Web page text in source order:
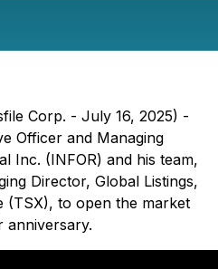
Corp. - July 16, 2025) -
Officer and Managing
Inc. (INFOR) and his team,
Director, Global Listings,
(TSX), to open the market
anniversary.